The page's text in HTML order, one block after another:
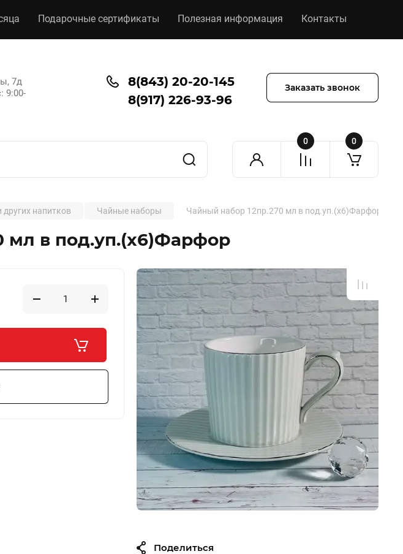
Подарочные сертификаты Полезная информация Контакты
7д
9:00-
8(843) 20-20-145
8(917) 226-93-96
Заказать звонок
0 0
напитков Чайные наборы Чайный набор 12пр.270 мл в под.уп.(х6)Фарфор
мл в под.уп.(х6)Фарфор
Поделиться